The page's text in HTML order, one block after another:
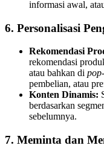
informasi awal,
6. Personalisasi
Rekomendasi
rekomendasi
atau bahkan di
pembelian, atau
Konten Dinamis:
berdasarkan
sebelumnya.
7. Meminta dan